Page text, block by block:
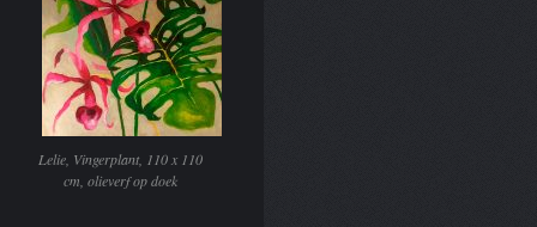
Lelie, Vingerplant, 110 x 110
cm, olieverf op doek